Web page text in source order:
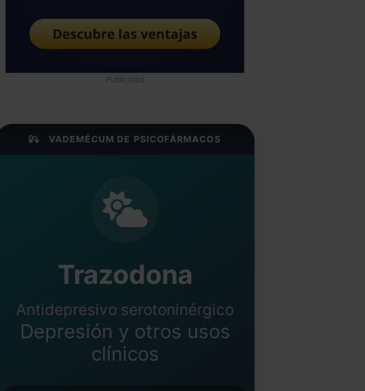
Publicidad
VADEMÉCUM DE PSICOFÁRMACOS
Trazodona
Antidepresivo serotoninérgico
Depresión y otros usos
clínicos